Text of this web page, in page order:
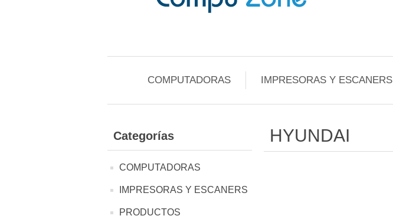
COMPUTADORAS IMPRESORAS Y ESCANERS
Categorías
COMPUTADORAS
IMPRESORAS Y ESCANERS
PRODUCTOS
HYUNDAI